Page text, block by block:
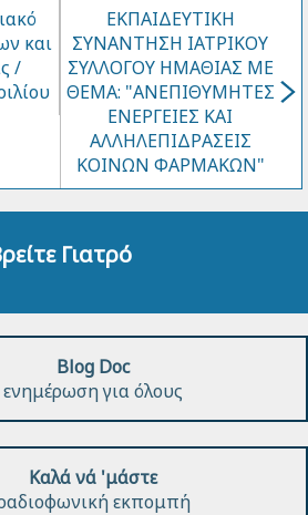
και
/
ΕΚΠΑΙΔΕΥΤΙΚΗ
ΣΥΝΑΝΤΗΣΗ ΙΑΤΡΙΚΟΥ
ΣΥΛΛΟΓΟΥ ΗΜΑΘΙΑΣ ΜΕ
ΘΕΜΑ: "ΑΝΕΠΙΘΥΜΗΤΕΣ
ΕΝΕΡΓΕΙΕΣ ΚΑΙ
ΑΛΛΗΛΕΠΙΔΡΑΣΕΙΣ
ΚΟΙΝΩΝ ΦΑΡΜΑΚΩΝ"
Γιατρό
Blog Doc
ενημέρωση για όλους
Καλά νά 'μάστε
εκπομπή